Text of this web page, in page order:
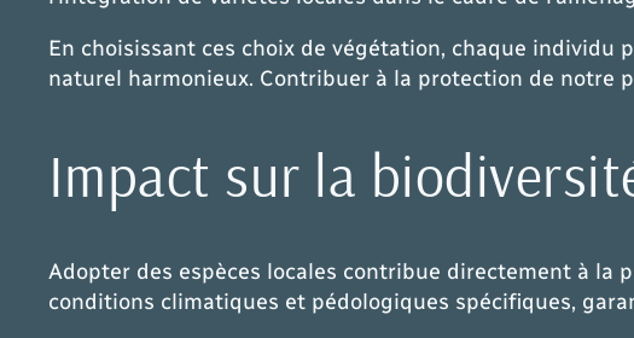
En choisissant ces choix de végétation, chaque
naturel harmonieux. Contribuer à la protection de notre
Impact sur la
Adopter des espèces locales contribue directement à la
conditions climatiques et pédologiques spécifiques,